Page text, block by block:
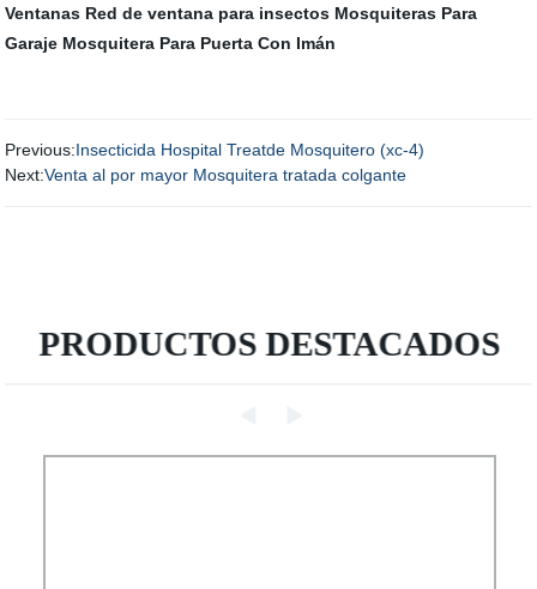
Ventanas Red de ventana para insectos Mosquiteras Para
Garaje Mosquitera Para Puerta Con Imán
Previous:Insecticida Hospital Treatde Mosquitero (xc-4)
Next:Venta al por mayor Mosquitera tratada colgante
PRODUCTOS DESTACADOS